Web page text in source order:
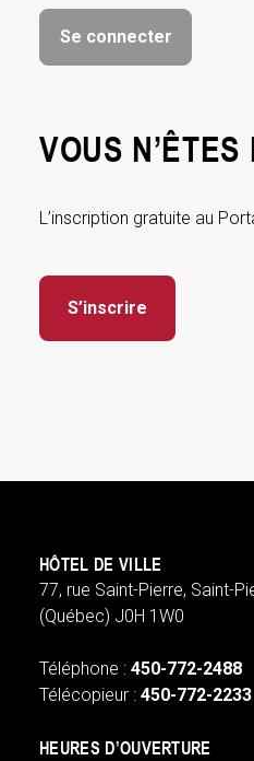
VOUS
L’inscription gratuite au
S’inscrire
HÔTEL DE VILLE
77, rue Saint-Pierre, Saint-
(Québec) J0H 1W0
Téléphone : 450-772-2488
Télécopieur : 450-772-2233
HEURES D’OUVERTURE